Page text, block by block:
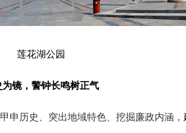
莲花湖公园
为镜，警钟长鸣树正气
申历史、突出地域特色、挖掘廉政内涵，